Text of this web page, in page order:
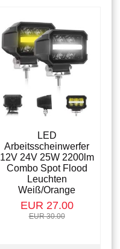
LED
Arbeitsscheinwerfer
12V 24V 25W 2200lm
Combo Spot Flood
Leuchten
Weiß/Orange
EUR 27.00
EUR 30.00